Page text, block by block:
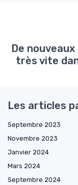
De
très vite
Les articles
Septembre 2023
Novembre 2023
Janvier 2024
Mars 2024
Septembre 2024